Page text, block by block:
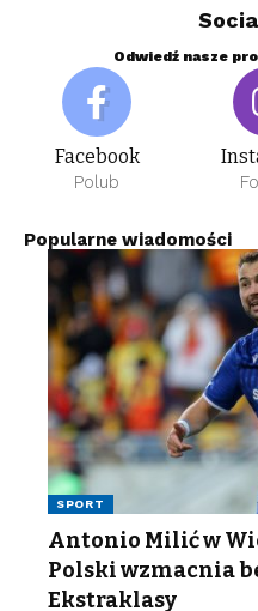
Odwiedź nasze
Facebook
Polub
Popularne wiadomości
SPORT
Antonio Milić w
Polski wzmacnia
Ekstraklasy